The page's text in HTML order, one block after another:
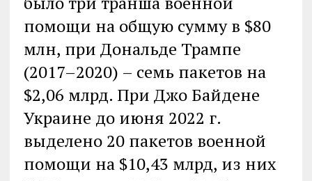
помощи на общую сумму в $80
млн, при Дональде Трампе
(2017–2020) – семь пакетов на
$2,06 млрд. При Джо Байдене
Украине до июня 2022 г.
выделено 20 пакетов военной
помощи на $10,43 млрд, из них